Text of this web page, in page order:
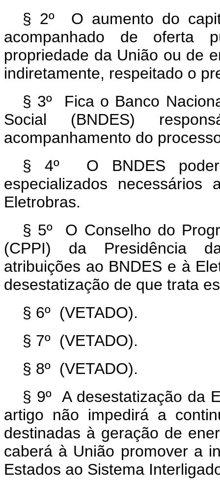
§ 2º O aumento do
acompanhado de oferta
propriedade da União ou de
indiretamente, respeitado o
§ 3º Fica o Banco
Social (BNDES)
acompanhamento do
§ 4º O BNDES
especializados
Eletrobras.
§ 5º O Conselho do
(CPPI) da Presidência
atribuições ao BNDES e à
desestatização de que trata
§ 6º (VETADO).
§ 7º (VETADO).
§ 8º (VETADO).
§ 9º A desestatização da
artigo não impedirá a
destinadas à geração de
caberá à União promover a
Estados ao Sistema